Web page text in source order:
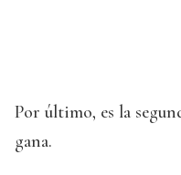
Por último, es la
gana.